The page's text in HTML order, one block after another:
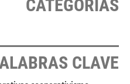
CATEGORÍAS
CLAVE